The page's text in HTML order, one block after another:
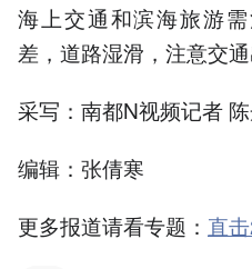
海上交通和滨海旅游
差，道路湿滑，注意交通
采写：南都N视频记者
编辑：张倩寒
更多报道请看专题： 直